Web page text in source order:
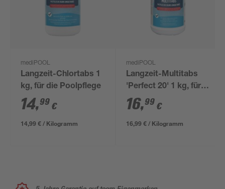
mediPOOL
Langzeit-Chlortabs 1
kg, für die Poolpflege
14,99 €
14,99 € / Kilogramm
mediPOOL
Langzeit-Multitabs
'Perfect 20' 1 kg, für
die Poolpflege
16,99 €
16,99 € / Kilogramm